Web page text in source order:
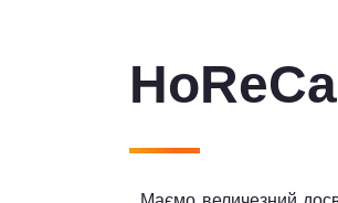
HoReCa